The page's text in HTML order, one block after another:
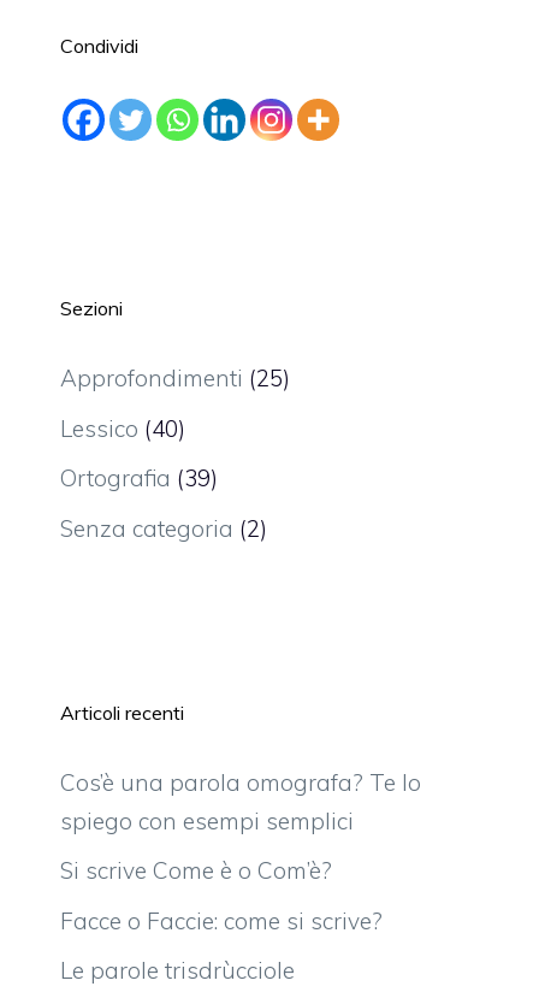
Condividi
Sezioni
Approfondimenti (25)
Lessico (40)
Ortografia (39)
Senza categoria (2)
Articoli recenti
Cos’è una parola omografa? Te lo
spiego con esempi semplici
Si scrive Come è o Com’è?
Facce o Faccie: come si scrive?
Le parole trisdrùcciole